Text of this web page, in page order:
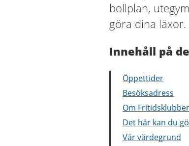
bollplan,
göra dina läxor.
Innehåll på
Öppettider
Besöksadress
Om
Det här kan du
Vår värdegrund